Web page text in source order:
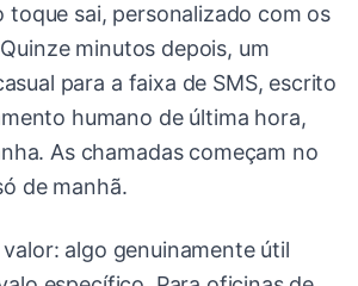
toque sai, personalizado com os
minutos depois, um
para a faixa de SMS, escrito
humano de última hora,
As chamadas começam no
de manhã.
algo genuinamente útil